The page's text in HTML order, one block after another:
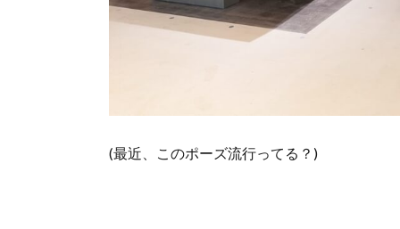
(最近、このポーズ流行ってる？)